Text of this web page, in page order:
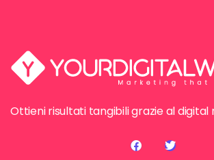
Ottieni risultati tangibili grazie al